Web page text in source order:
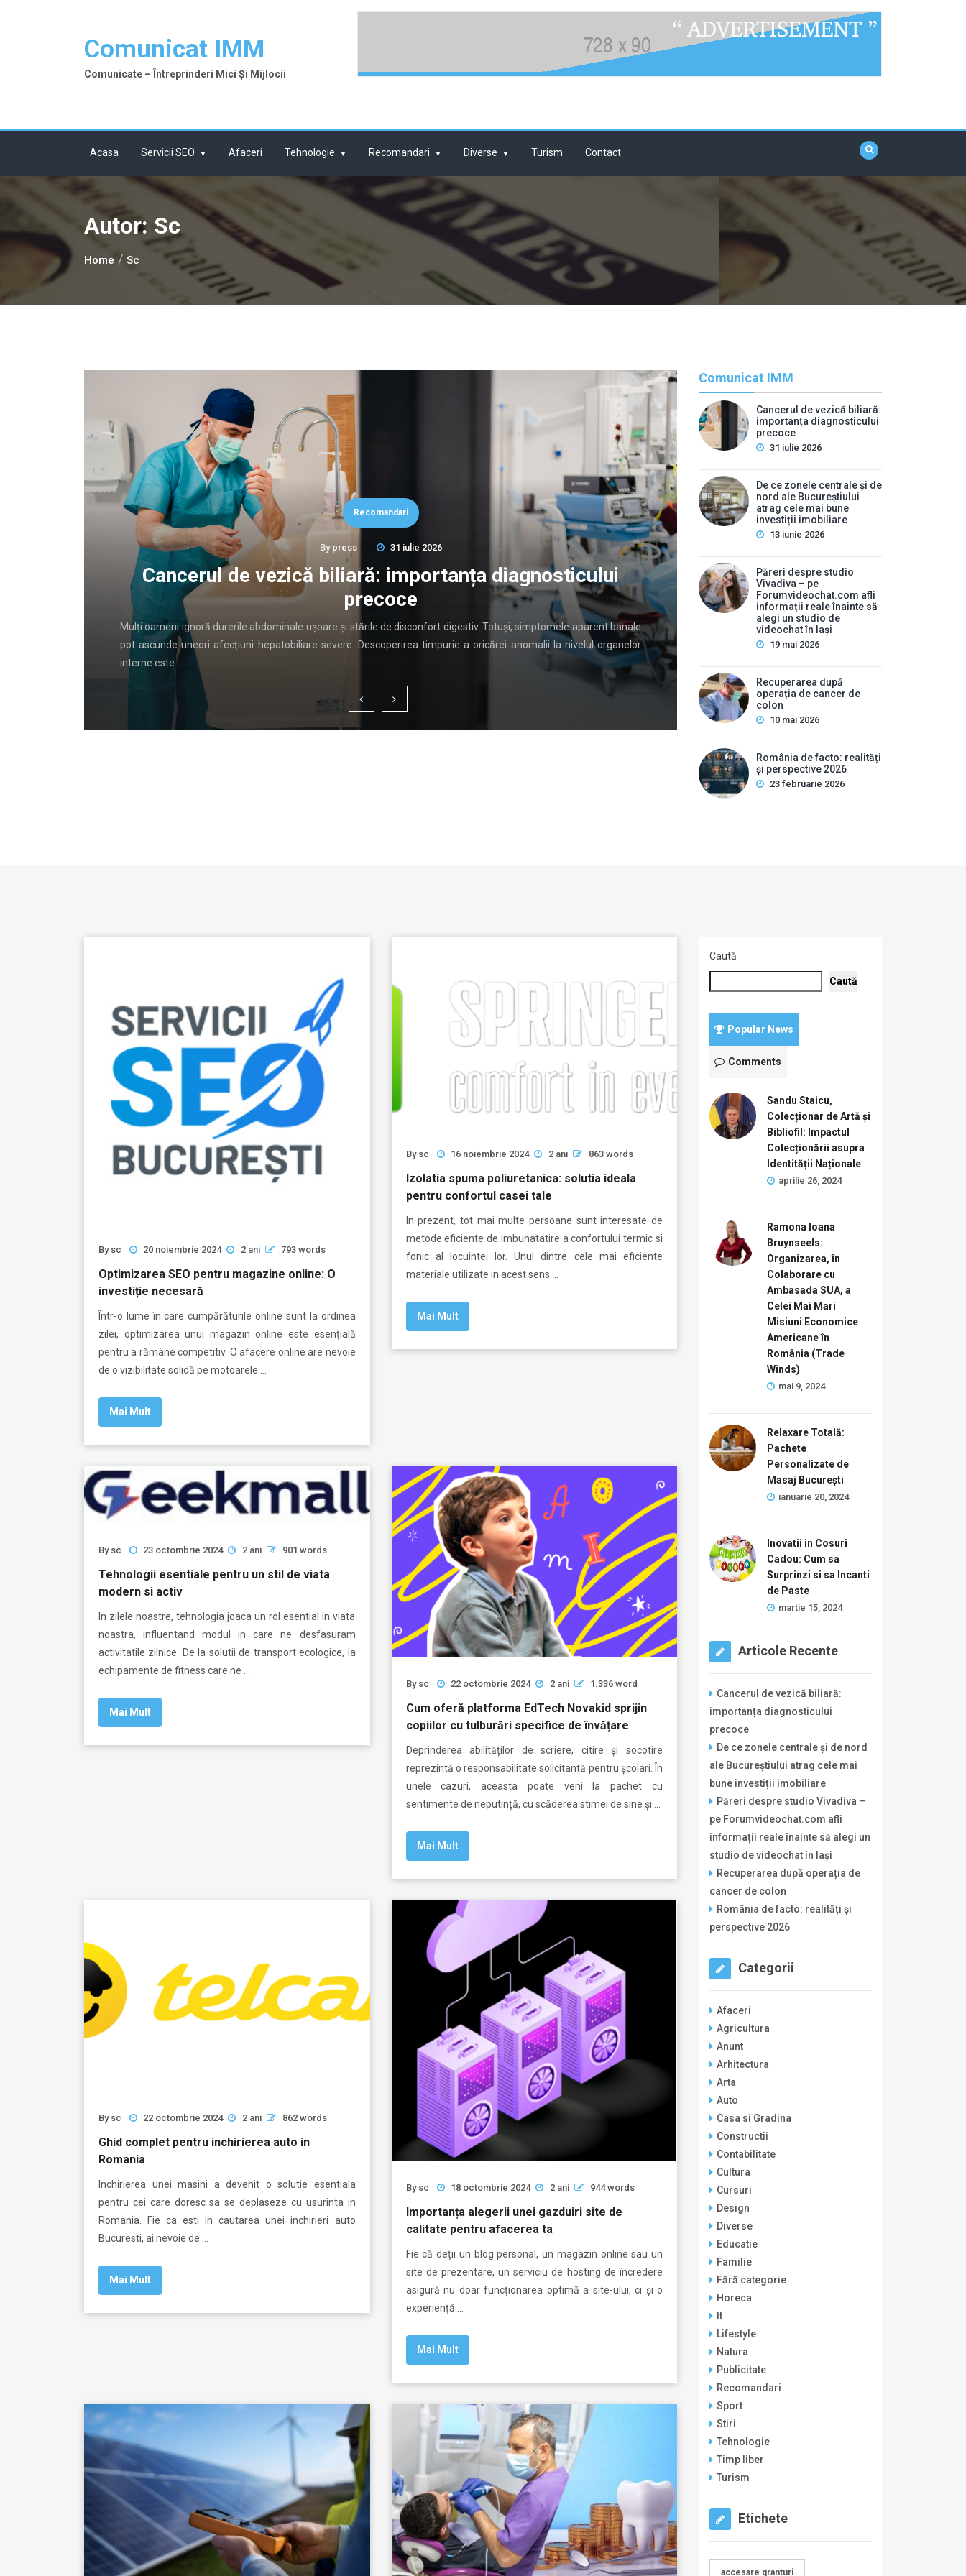
Comunicat IMM
Comunicate – Întreprinderi Mici Și Mijlocii
Acasa Servicii SEO Afaceri Tehnologie Recomandari Diverse Turism Contact
Autor: Sc
Home Sc
Recomandari
Bypress 13 iunie 2026
De ce zonele centrale și de nord ale Bucureștiului atrag
cele mai bune investiții imobiliare
În ultimii ani, segmentul rezidențial premium din București a cunoscut o dezvoltare accelerată, alimentată de
cererea tot mai mare pentru locuințe moderne, bine poziționate și construite la standarde ridicate. Cumpărătorii nu
…
Cancerul de vezică
Mulți oameni ignoră durerile abdominale ușoare și
pot ascunde uneori afecțiuni hepatobiliare severe.
Comunicat IMM
Cancerul de vezică biliară:
importanța diagnosticului
precoce
31 iulie 2026
De ce zonele centrale și de
nord ale Bucureștiului
atrag cele mai bune
investiții imobiliare
13 iunie 2026
Păreri despre studio
Vivadiva – pe
Forumvideochat.com afli
informații reale înainte să
alegi un studio de
videochat în Iași
19 mai 2026
Recuperarea după
operația de cancer de
colon
10 mai 2026
România de facto: realități
și perspective 2026
23 februarie 2026
By sc 20 noiembrie 2024 2 ani 793 words
Optimizarea SEO pentru magazine online: O
investiție necesară
Într-o lume în care cumpărăturile online sunt la ordinea
zilei, optimizarea unui magazin online este esențială
pentru a rămâne competitiv. O afacere online are nevoie
de o vizibilitate solidă pe motoarele …
Mai Mult
By sc 16 noiembrie 2024 2 ani 863 words
Izolatia spuma poliuretanica: solutia ideala
pentru confortul casei tale
In prezent, tot mai multe persoane sunt interesate de
metode eficiente de imbunatatire a confortului termic si
fonic al locuintei lor. Unul dintre cele mai eficiente
materiale utilizate in acest sens …
Mai Mult
By sc 23 octombrie 2024 2 ani 901 words
Tehnologii esentiale pentru un stil de viata
modern si activ
In zilele noastre, tehnologia joaca un rol esential in viata
noastra, influentand modul in care ne desfasuram
activitatile zilnice. De la solutii de transport ecologice, la
echipamente de fitness care ne …
Mai Mult
By sc 22 octombrie 2024 2 ani 1.336 word
Cum oferă platforma EdTech Novakid sprijin
copiilor cu tulburări specifice de învățare
Deprinderea abilităților de scriere, citire și socotire
reprezintă o responsabilitate solicitantă pentru școlari. În
unele cazuri, aceasta poate veni la pachet cu
sentimente de neputință, cu scăderea stimei de sine și …
Mai Mult
By sc 22 octombrie 2024 2 ani 862 words
Ghid complet pentru inchirierea auto in
Romania
Inchirierea unei masini a devenit o solutie esentiala
pentru cei care doresc sa se deplaseze cu usurinta in
Romania. Fie ca esti in cautarea unei inchirieri auto
Bucuresti, ai nevoie de …
Mai Mult
By sc 18 octombrie 2024 2 ani 944 words
Importanța alegerii unei gazduiri site de
calitate pentru afacerea ta
Fie că deții un blog personal, un magazin online sau un
site de prezentare, un serviciu de hosting de încredere
asigură nu doar funcționarea optimă a site-ului, ci și o
experiență …
Mai Mult
Caută
Caută
Popular News
Comments
Sandu Staicu,
Colecționar de Artă și
Bibliofil: Impactul
Colecționării asupra
Identității Naționale
aprilie 26, 2024
Ramona Ioana
Bruynseels:
Organizarea, în
Colaborare cu
Ambasada SUA, a
Celei Mai Mari
Misiuni Economice
Americane în
România (Trade
Winds)
mai 9, 2024
Relaxare Totală:
Pachete
Personalizate de
Masaj București
ianuarie 20, 2024
Inovatii in Cosuri
Cadou: Cum sa
Surprinzi si sa Incanti
de Paste
martie 15, 2024
Articole Recente
Cancerul de vezică biliară:
importanța diagnosticului
precoce
De ce zonele centrale și de nord
ale Bucureștiului atrag cele mai
bune investiții imobiliare
Păreri despre studio Vivadiva –
pe Forumvideochat.com afli
informații reale înainte să alegi un
studio de videochat în Iași
Recuperarea după operația de
cancer de colon
România de facto: realități și
perspective 2026
Categorii
Afaceri
Agricultura
Anunt
Arhitectura
Arta
Auto
Casa si Gradina
Constructii
Contabilitate
Cultura
Cursuri
Design
Diverse
Educatie
Familie
Fără categorie
Horeca
It
Lifestyle
Natura
Publicitate
Recomandari
Sport
Stiri
Tehnologie
Timp liber
Turism
Etichete
accesare granturi